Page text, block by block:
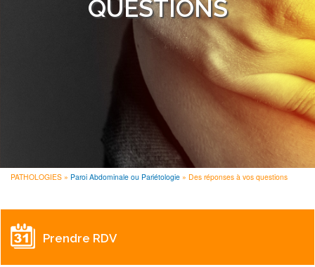
QUESTIONS
D'ARIANE
PATHOLOGIES Paroi Abdominale ou Pariétologie Des réponses à vos questions
Prendre RDV